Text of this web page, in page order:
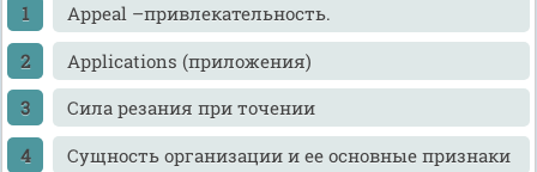
Appeal –привлекательность.
Applications (приложения)
Cила резания при точении
Cущность организации и ее основные признаки